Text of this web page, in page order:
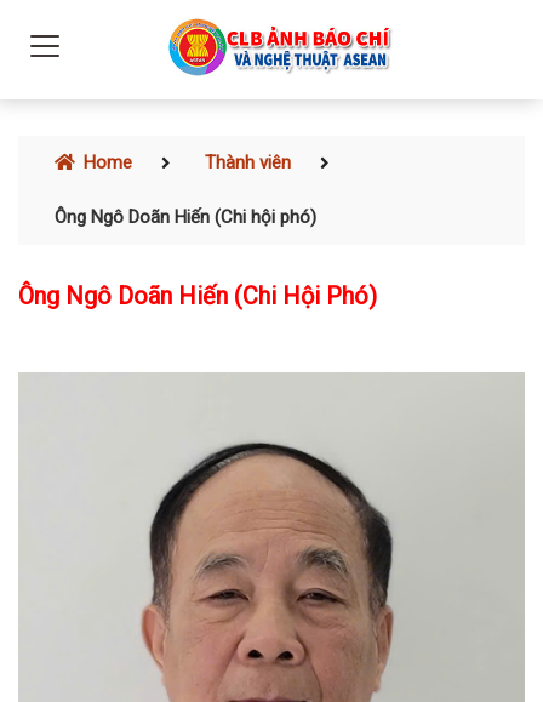
Home Thành viên
Ông Ngô Doãn Hiến (Chi hội phó)
Ông Ngô Doãn Hiến (Chi Hội Phó)